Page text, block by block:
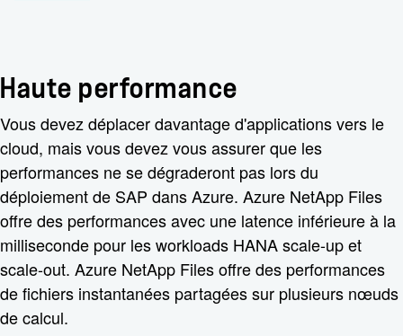
Haute performance
Vous devez déplacer davantage d'applications vers le
cloud, mais vous devez vous assurer que les
performances ne se dégraderont pas lors du
déploiement de SAP dans Azure. Azure NetApp Files
offre des performances avec une latence inférieure à la
milliseconde pour les workloads HANA scale-up et
scale-out. Azure NetApp Files offre des performances
de fichiers instantanées partagées sur plusieurs nœuds
de calcul.